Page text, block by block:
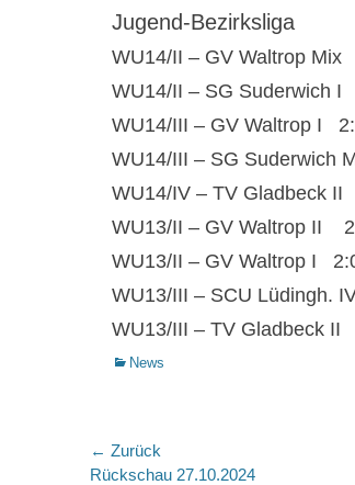
Jugend-Bezirksliga
WU14/II – GV Waltrop
WU14/II – SG Suderwich I
WU14/III – GV Waltrop I
WU14/III – SG Suderwich
WU14/IV – TV Gladbeck
WU13/II – GV Waltrop II
WU13/II – GV Waltrop I
WU13/III – SCU Lüdingh.
WU13/III – TV Gladbeck II
Kategorien
News
Beitragsnavigation
← Zurück
Vorheriger
Rückschau 27.10.2024